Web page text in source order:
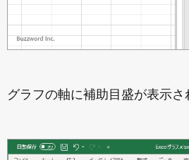
グラフの軸に補助目盛が表示さ